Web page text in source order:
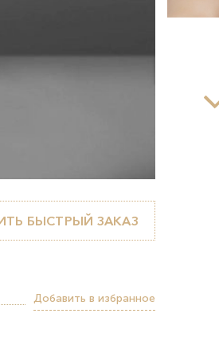
БЫСТРЫЙ ЗАКАЗ
Добавить в избранное